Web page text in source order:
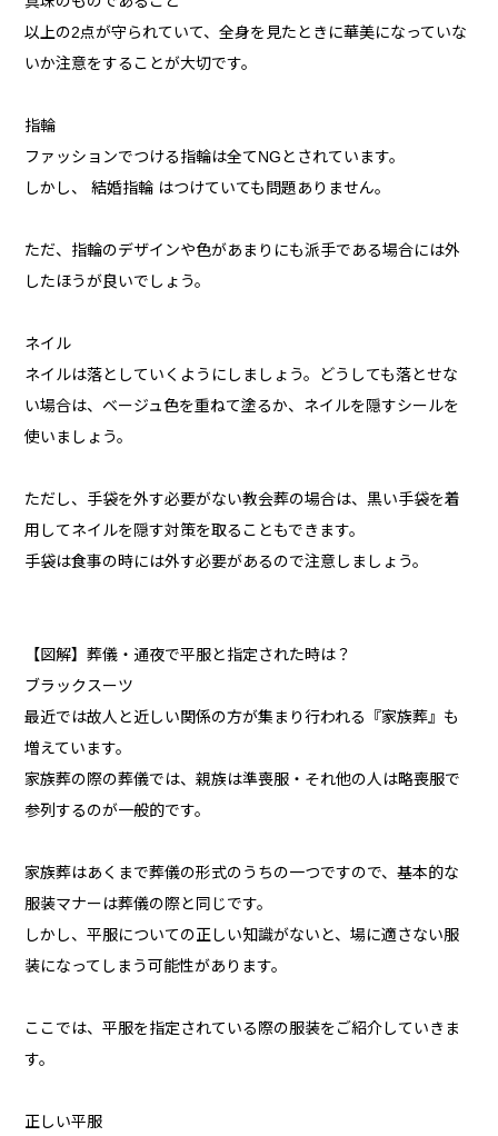
以上の2点が守られていて、全身を見たときに華美になっていな
いか注意をすることが大切です。
指輪
ファッションでつける指輪は全てNGとされています。
しかし、 結婚指輪 はつけていても問題ありません。
ただ、指輪のデザインや色があまりにも派手である場合には外
したほうが良いでしょう。
ネイル
ネイルは落としていくようにしましょう。どうしても落とせな
い場合は、ベージュ色を重ねて塗るか、ネイルを隠すシールを
使いましょう。
ただし、手袋を外す必要がない教会葬の場合は、黒い手袋を着
用してネイルを隠す対策を取ることもできます。
手袋は食事の時には外す必要があるので注意しましょう。
【図解】葬儀・通夜で平服と指定された時は？
ブラックスーツ
最近では故人と近しい関係の方が集まり行われる『家族葬』も
増えています。
家族葬の際の葬儀では、親族は準喪服・それ他の人は略喪服で
参列するのが一般的です。
家族葬はあくまで葬儀の形式のうちの一つですので、基本的な
服装マナーは葬儀の際と同じです。
しかし、平服についての正しい知識がないと、場に適さない服
装になってしまう可能性があります。
ここでは、平服を指定されている際の服装をご紹介していきま
す。
正しい平服